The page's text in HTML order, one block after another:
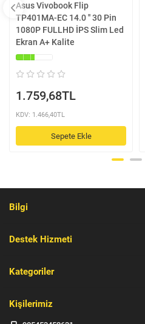
Asus Vivobook Flip
TP401MA-EC 14.0 '' 30 Pin
1080P FULLHD İPS Slim Led
Ekran A+ Kalite
1.759,68TL
KDV: 1.466,40TL
Sepete Ekle
Bilgi
Destek Hizmeti
Kategoriler
Kişilerimiz